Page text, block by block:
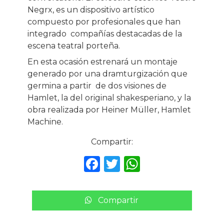
Negrx, es un dispositivo artístico
compuesto por profesionales que han
integrado compañías destacadas de la
escena teatral porteña.
En esta ocasión estrenará un montaje
generado por una dramturgización que
germina a partir de dos visiones de
Hamlet, la del original shakesperiano, y la
obra realizada por Heiner Müller, Hamlet
Machine.
Compartir:
F
c
e
T
it
te
W
a
ts
Compartir